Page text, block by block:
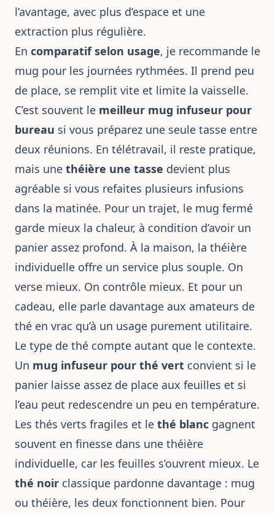
l’avantage, avec plus d’espace et une
extraction plus régulière.
En comparatif selon usage, je recommande le
mug pour les journées rythmées. Il prend peu
de place, se remplit vite et limite la vaisselle.
C’est souvent le meilleur mug infuseur pour
bureau si vous préparez une seule tasse entre
deux réunions. En télétravail, il reste pratique,
mais une théière une tasse devient plus
agréable si vous refaites plusieurs infusions
dans la matinée. Pour un trajet, le mug fermé
garde mieux la chaleur, à condition d’avoir un
panier assez profond. À la maison, la théière
individuelle offre un service plus souple. On
verse mieux. On contrôle mieux. Et pour un
cadeau, elle parle davantage aux amateurs de
thé en vrac qu’à un usage purement utilitaire.
Le type de thé compte autant que le contexte.
Un mug infuseur pour thé vert convient si le
panier laisse assez de place aux feuilles et si
l’eau peut redescendre un peu en température.
Les thés verts fragiles et le thé blanc gagnent
souvent en finesse dans une théière
individuelle, car les feuilles s’ouvrent mieux. Le
thé noir classique pardonne davantage : mug
ou théière, les deux fonctionnent bien. Pour